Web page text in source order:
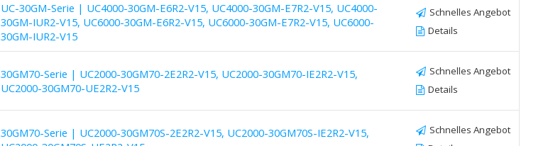
UC-30GM-Serie | UC4000-30GM-E6R2-V15, UC4000-30GM-E7R2-V15, UC4000-
30GM-IUR2-V15, UC6000-30GM-E6R2-V15, UC6000-30GM-E7R2-V15, UC6000-
30GM-IUR2-V15
Schnelles Angebot
Details
30GM70-Serie | UC2000-30GM70-2E2R2-V15, UC2000-30GM70-IE2R2-V15,
UC2000-30GM70-UE2R2-V15
Schnelles Angebot
Details
30GM70-Serie | UC2000-30GM70S-2E2R2-V15, UC2000-30GM70S-IE2R2-V15,
Schnelles Angebot